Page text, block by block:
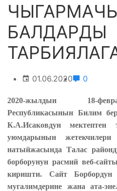
БАЛДАРДЫ
01.06.2020 0
2020-жылдын 18-
Республикасынын Билим
К.А.Исаковдун
уюмдарынын жетекчилери
натыйжасында Талас
борборунун расмий веб-
киришти. Сайт Борбордун
мугалимдерине жана ата-